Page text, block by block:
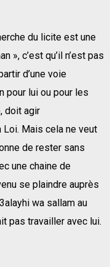
du licite est une
», c’est qu’il n’est pas
d’une voie
pour lui ou pour les
doit agir
Mais cela ne veut
de rester sans
une chaine de
se plaindre auprès
wa sallam au
pas travailler avec lui.